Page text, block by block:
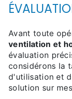
Avant toute
ventilation et
évaluation
considérons la
d'utilisation et
solution sur